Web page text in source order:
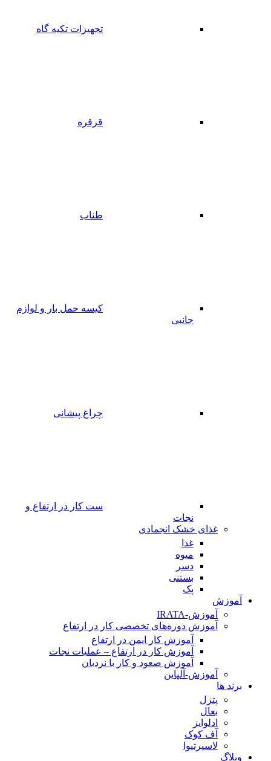
تجهیزات تکیه گاه
قرقره
طناب
کیسه حمل بار و لوازم
جانبی
چراغ پیشانی
ست کار در ارتفاع و
نجات
غذای خشک انجمادی
غذا
میوه
دسر
بستنی
پک
آموزش
آموزش-IRATA
آموزش دوره‌های تخصصی کار در ارتفاع
آموزش کار ایمن در ارتفاع
آموزش کار در ارتفاع – عملیات نجات
آموزش صعود و کار با نردبان
آموزش-آلپاین
برند ها
پتزل
بعال
ادلوایز
آف کوک
لاسپرتیوا
وبلاگ